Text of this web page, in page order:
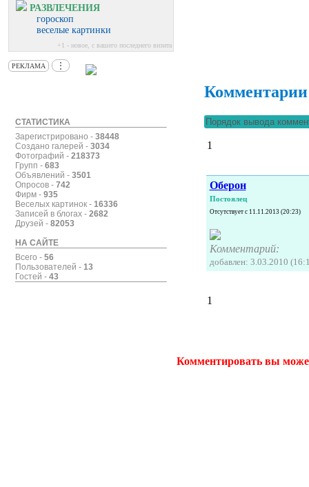
РАЗВЛЕЧЕНИЯ
гороскоп
веселые картинки
+1 - новое, с вашего последнего визита
РЕКЛАМА ⋮
СТАТИСТИКА
Зарегистрировано - 38448
Создано галерей - 3034
Фотографий - 218373
Групп - 683
Объявлений - 3501
Опросов - 742
Фирм - 935
Веселых картинок - 16336
Записей в блогах - 2682
Друзей - 82053
НА САЙТЕ
Всего - 56
Пользователей - 13
Гостей - 43
Комментарии
1
Оберон
Постоялец
Отсутствует с 11.11.2013 (20:23)
Комментарий:
добавлен: 3.03.2010
1
Комментировать вы